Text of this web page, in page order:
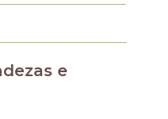
e